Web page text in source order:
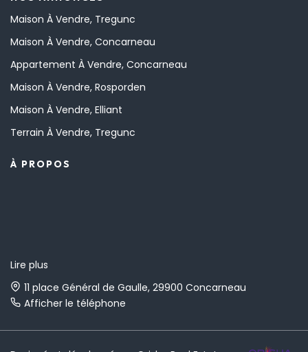
Maison À Vendre, Tregunc
Maison À Vendre, Concarneau
Appartement À Vendre, Concarneau
Maison À Vendre, Rosporden
Maison À Vendre, Elliant
Terrain À Vendre, Tregunc
À PROPOS
Lire plus
11 place Général de Gaulle, 29900 Concarneau
Afficher le téléphone